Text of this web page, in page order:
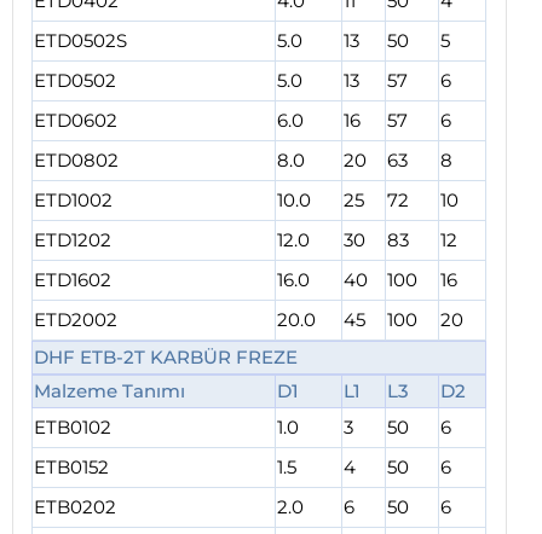
ETD0502S
5.0 13 50
5
ETD0502
5.0 13 57
6
ETD0602
6.0 16 57
6
ETD0802
8.0 20 63
8
ETD1002
10.0 25 72
10
ETD1202
12.0 30 83
12
ETD1602
16.0 40 100
16
ETD2002
20.0 45 100
20
DHF ETB-2T KARBÜR FREZE
Malzeme Tanımı
D1 L1 L3
D2
ETB0102
1.0 3 50
6
ETB0152
1.5 4 50
6
ETB0202
2.0 6 50
6